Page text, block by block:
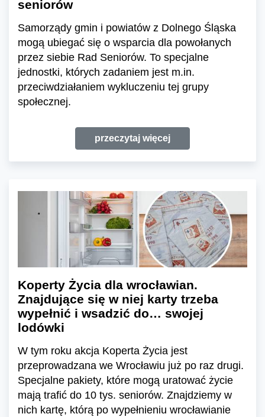
seniorów
Samorządy gmin i powiatów z Dolnego Śląska
mogą ubiegać się o wsparcia dla powołanych
przez siebie Rad Seniorów. To specjalne
jednostki, których zadaniem jest m.in.
przeciwdziałaniem wykluczeniu tej grupy
społecznej.
przeczytaj więcej
Koperty Życia dla wrocławian.
Znajdujące się w niej karty trzeba
wypełnić i wsadzić do… swojej
lodówki
W tym roku akcja Koperta Życia jest
przeprowadzana we Wrocławiu już po raz drugi.
Specjalne pakiety, które mogą uratować życie
mają trafić do 10 tys. seniorów. Znajdziemy w
nich kartę, którą po wypełnieniu wrocławianie